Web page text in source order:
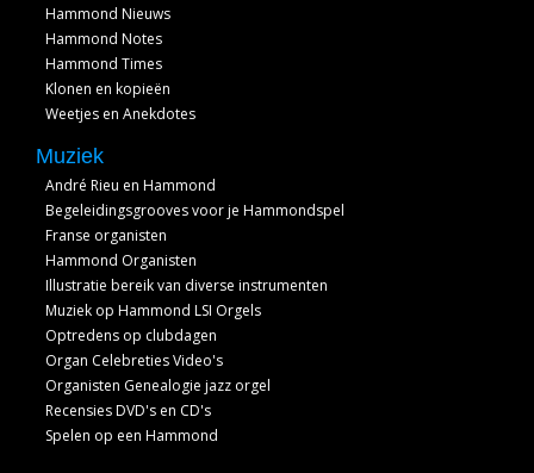
Hammond Nieuws
Hammond Notes
Hammond Times
Klonen en kopieën
Weetjes en Anekdotes
Muziek
André Rieu en Hammond
Begeleidingsgrooves voor je Hammondspel
Franse organisten
Hammond Organisten
Illustratie bereik van diverse instrumenten
Muziek op Hammond LSI Orgels
Optredens op clubdagen
Organ Celebreties Video's
Organisten Genealogie jazz orgel
Recensies DVD's en CD's
Spelen op een Hammond